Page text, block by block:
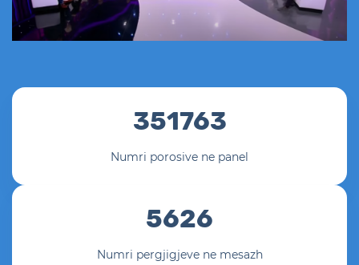
351763
Numri porosive ne panel
5626
Numri pergjigjeve ne mesazh